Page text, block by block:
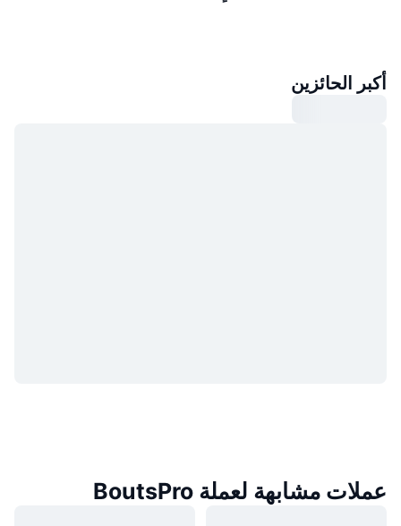
أكبر الحائزين
عملات مشابهة لعملة BoutsPro